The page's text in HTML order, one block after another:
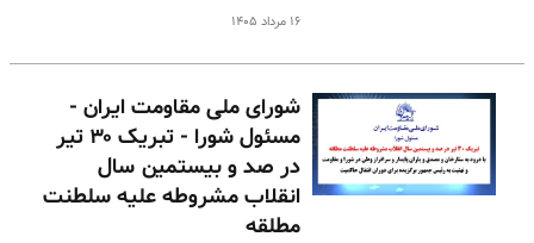
۱۶ مرداد ۱۴۰۵
شورای ملی مقاومت ایران -
مسئول شورا - تبریک ۳۰ تیر
در صد و بیستمین سال
انقلاب مشروطه علیه سلطنت
مطلقه